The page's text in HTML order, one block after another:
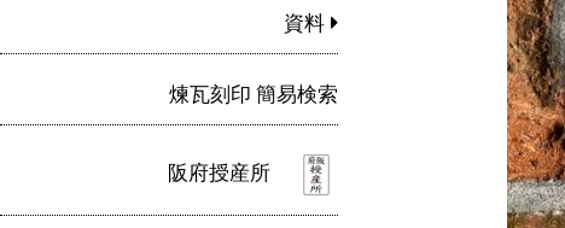
資料
煉瓦刻印 簡易検索
阪府授産所